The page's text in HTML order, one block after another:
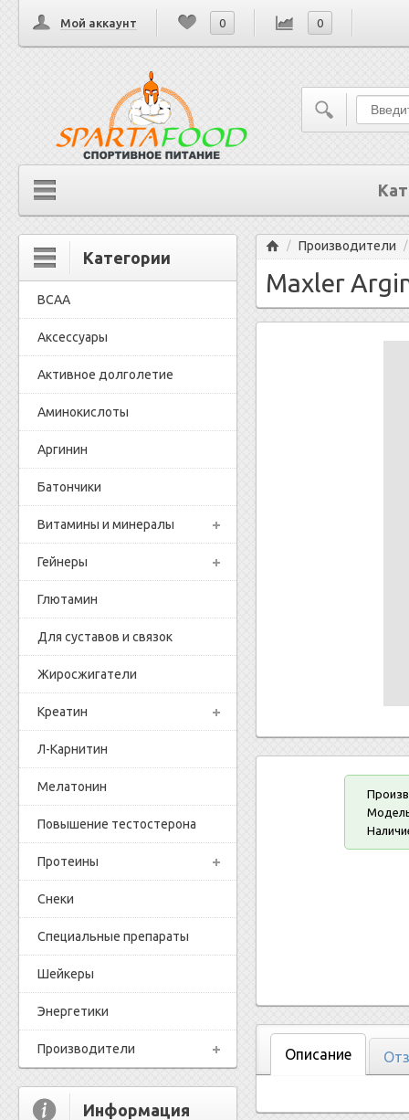
Мой аккаунт 0 0
Категории
BCAA
Аксессуары
Активное долголетие
Аминокислоты
Аргинин
Батончики
Витамины и минералы
Гейнеры
Глютамин
Для суставов и связок
Жиросжигатели
Креатин
Л-Карнитин
Мелатонин
Повышение тестостерона
Протеины
Снеки
Специальные препараты
Шейкеры
Энергетики
Производители
Информация
Главная
/ Производители
Maxler
Описание